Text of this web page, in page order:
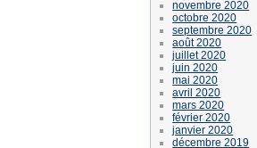
novembre 2020
octobre 2020
septembre 2020
août 2020
juillet 2020
juin 2020
mai 2020
avril 2020
mars 2020
février 2020
janvier 2020
décembre 2019